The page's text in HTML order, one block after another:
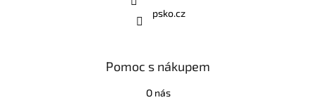
psko.cz
Pomoc s nákupem
O nás